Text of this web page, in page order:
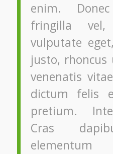
enim.
fringilla
vulputate
justo,
venenatis
dictum felis
pretium.
Cras
elementum